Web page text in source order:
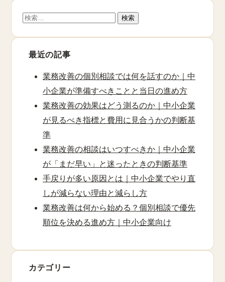
検
最近の記事
業務改善の個別相談では何を話すのか｜中
小企業が準備すべきことと当日の進め方
業務改善の効果はどう測るのか｜中小企業
が見るべき指標と費用に見合うかの判断基
準
業務改善の相談はいつすべきか｜中小企業
が「まだ早い」と迷ったときの判断基準
手戻りが多い原因とは｜中小企業でやり直
しが減らない理由と減らし方
業務改善は何から始める？個別相談で優先
順位を決める進め方｜中小企業向け
カテゴリー